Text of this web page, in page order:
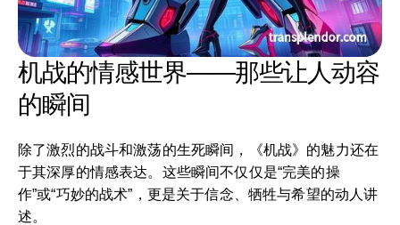
机战的情感世界——那些让人动容
的瞬间
除了激烈的战斗和激荡的生死瞬间，《机战》的魅力还在
于其深厚的情感表达。这些瞬间不仅仅是“完美的操
作”或“巧妙的战术”，更是关于信念、牺牲与希望的动人讲
述。